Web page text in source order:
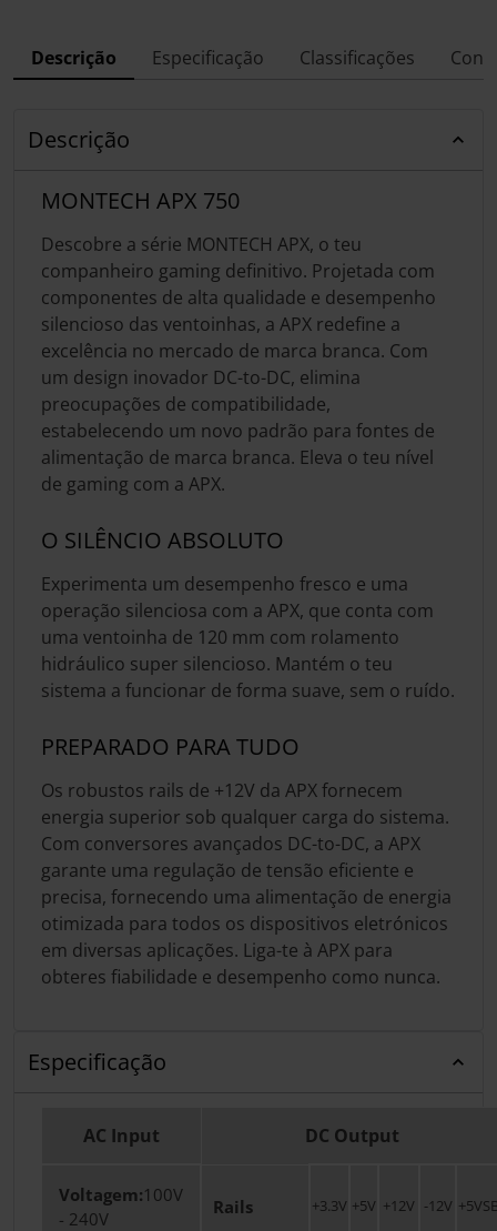
Descrição Especificação Classificações
Descrição
MONTECH APX 750
Descobre a série MONTECH APX, o teu
companheiro gaming definitivo. Projetada com
componentes de alta qualidade e desempenho
silencioso das ventoinhas, a APX redefine a
excelência no mercado de marca branca. Com
um design inovador DC-to-DC, elimina
preocupações de compatibilidade,
estabelecendo um novo padrão para fontes de
alimentação de marca branca. Eleva o teu nível
de gaming com a APX.
O SILÊNCIO ABSOLUTO
Experimenta um desempenho fresco e uma
operação silenciosa com a APX, que conta com
uma ventoinha de 120 mm com rolamento
hidráulico super silencioso. Mantém o teu
sistema a funcionar de forma suave, sem o ruído.
PREPARADO PARA TUDO
Os robustos rails de +12V da APX fornecem
energia superior sob qualquer carga do sistema.
Com conversores avançados DC-to-DC, a APX
garante uma regulação de tensão eficiente e
precisa, fornecendo uma alimentação de energia
otimizada para todos os dispositivos eletrónicos
em diversas aplicações. Liga-te à APX para
obteres fiabilidade e desempenho como nunca.
Especificação
AC Input DC Output
Voltagem:100V
- 240V
Rails +3.3V +5V +12V -12V